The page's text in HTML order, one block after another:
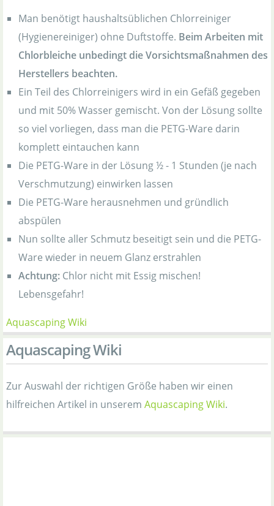
Man benötigt haushaltsüblichen Chlorreiniger
(Hygienereiniger) ohne Duftstoffe. Beim Arbeiten mit
Chlorbleiche unbedingt die Vorsichtsmaßnahmen des
Herstellers beachten.
Ein Teil des Chlorreinigers wird in ein Gefäß gegeben
und mit 50% Wasser gemischt. Von der Lösung sollte
so viel vorliegen, dass man die PETG-Ware darin
komplett eintauchen kann
Die PETG-Ware in der Lösung ½ - 1 Stunden (je nach
Verschmutzung) einwirken lassen
Die PETG-Ware herausnehmen und gründlich
abspülen
Nun sollte aller Schmutz beseitigt sein und die PETG-
Ware wieder in neuem Glanz erstrahlen
Achtung: Chlor nicht mit Essig mischen!
Lebensgefahr!
Aquascaping Wiki
Aquascaping Wiki
Zur Auswahl der richtigen Größe haben wir einen
hilfreichen Artikel in unserem Aquascaping Wiki.